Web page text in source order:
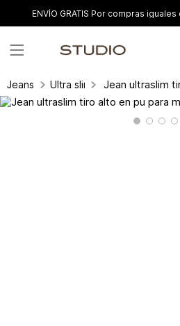
ENVÍO GRATIS Por compras
Jeans Ultra slim fit